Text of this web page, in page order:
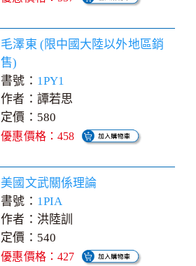
毛澤東 (限中國大陸以外地區銷
售)
書號： 1PY1
作者：譚若思
定價：580
優惠價格：458
美國文武關係理論
書號： 1PIA
作者：洪陸訓
定價：540
優惠價格：427